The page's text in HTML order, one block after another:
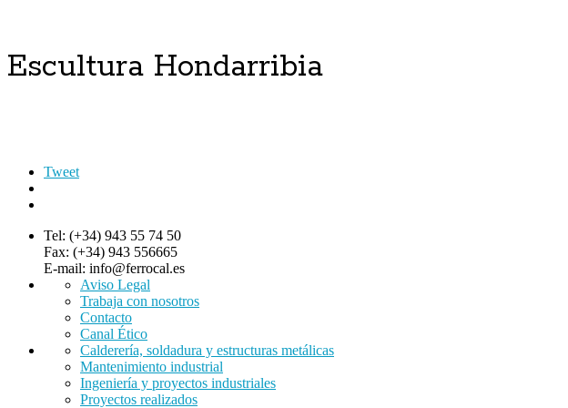
Escultura Hondarribia
Tweet
Tel: (+34) 943 55 74 50
Fax: (+34) 943 556665
E-mail: info@ferrocal.es
Aviso Legal
Trabaja con nosotros
Contacto
Canal Ético
Calderería, soldadura y estructuras metálicas
Mantenimiento industrial
Ingeniería y proyectos industriales
Proyectos realizados